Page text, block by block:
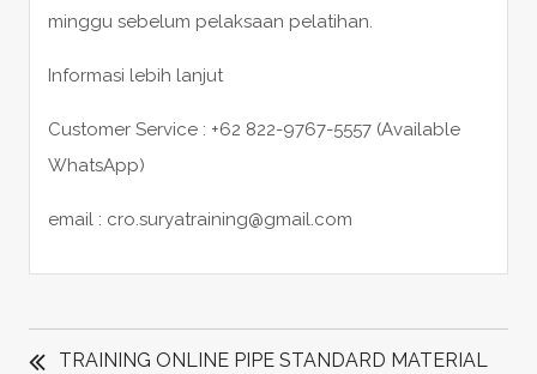
minggu sebelum pelaksaan pelatihan.
Informasi lebih lanjut
Customer Service : +62 822-9767-5557 (Available
WhatsApp)
email : cro.suryatraining@gmail.com
POST
NAVIGATION
TRAINING ONLINE PIPE STANDARD MATERIAL